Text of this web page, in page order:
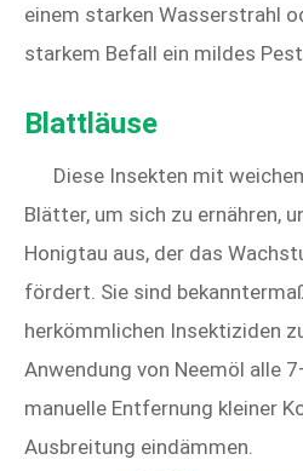
einem starken Wasserstrahl
starkem Befall ein mildes
Blattläuse
Diese Insekten mit
Blätter, um sich zu ernähren,
Honigtau aus, der das
fördert. Sie sind
herkömmlichen Insektiziden
Anwendung von Neemöl alle
manuelle Entfernung kleiner
Ausbreitung eindämmen.